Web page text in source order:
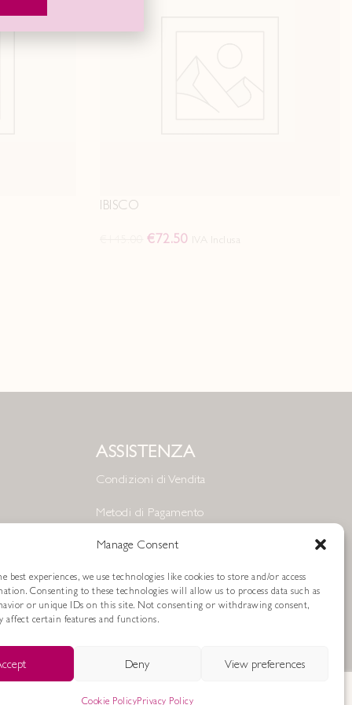
Manage Consent
best experiences, we use technologies like cookies to store and/or access
Consenting to these technologies will allow us to process data such as
or unique IDs on this site. Not consenting or withdrawing consent,
affect certain features and functions.
Deny View preferences
Cookie PolicyPrivacy Policy
IBISCO
€72.50
ASSISTENZA
Condizioni di Vendita
Metodi di Pagamento
Resi e Rimborsi
Spedizioni
Cookie Policy